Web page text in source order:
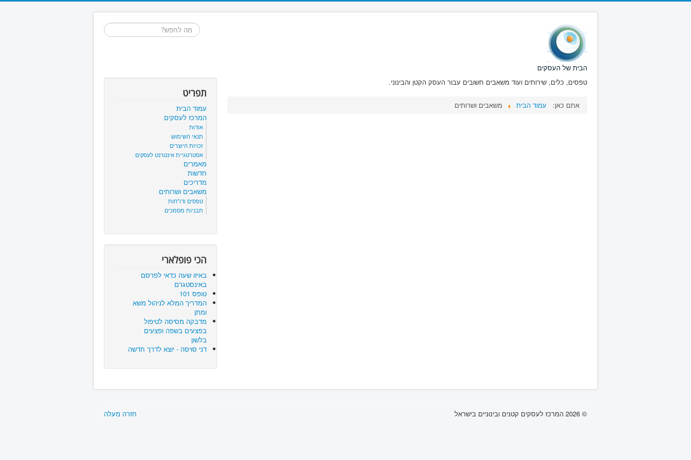
הבית של העסקים
חיפוש...
טפסים, כלים, שירותים ועוד משאבים חשובים עבור העסק הקטן והבינוני.
אתם כאן: עמוד הבית משאבים ושרותים
תפריט
עמוד הבית
המרכז לעסקים
אודות
תנאי השימוש
זכויות היוצרים
אסטרטגיית אינטרנט לעסקים
מאמרים
חדשות
מדריכים
משאבים ושרותים
טפסים ודו"חות
תבניות מסמכים
הכי פופלארי
באיזו שעה כדאי לפרסם
באינסטגרם
טופס 101
המדריך המלא לניהול משא
ומתן
מדבקה מסיסה לטיפול
בפצעים בשפה ופצעים
בלשון
דני סויסה - יוצא לדרך חדשה
חזרה מעלה © 2026 המרכז לעסקים קטנים ובינוניים בישראל